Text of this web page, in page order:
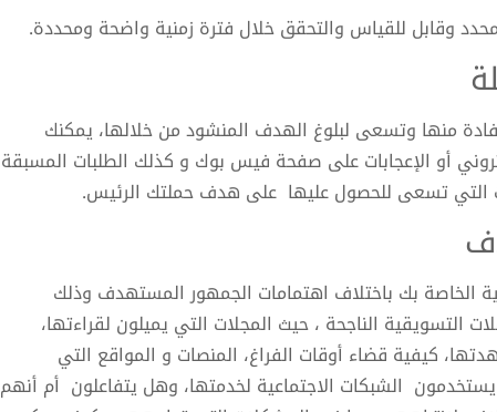
وقابل للقياس والتحقق خلال فترة زمنية واضحة ومحددة.
منها وتسعى لبلوغ الهدف المنشود من خلالها، يمكنك
أو الإعجابات على صفحة فيس بوك و كذلك الطلبات المسبقة
التي تسعى للحصول عليها على هدف حملتك الرئيس.
الخاصة بك باختلاف اهتمامات الجمهور المستهدف وذلك
التسويقية الناجحة ، حيث المجلات التي يميلون لقراءتها،
كيفية قضاء أوقات الفراغ، المنصات و المواقع التي
يستخدمون الشبكات الاجتماعية لخدمتها، وهل يتفاعلون أم أنهم